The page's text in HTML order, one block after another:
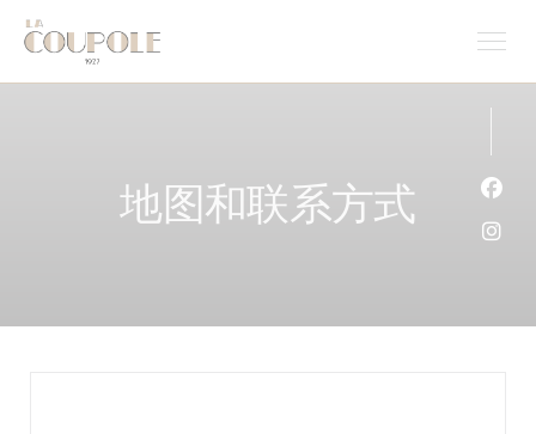
Cookie管理面板
地图和联系方式